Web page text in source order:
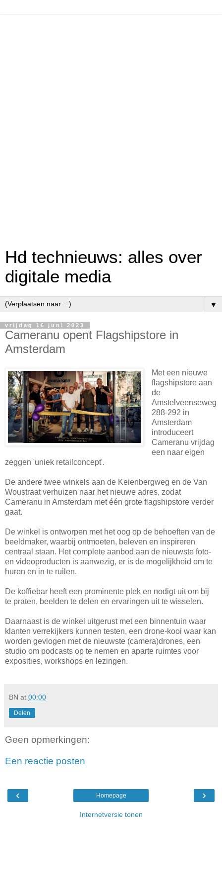
Hd technieuws: alles over
digitale media
▼
vrijdag 16 juni 2023
Cameranu opent Flagshipstore in
Amsterdam
Met een nieuwe
flagshipstore aan
de
Amstelveenseweg
288-292 in
Amsterdam
introduceert
Cameranu vrijdag
een naar eigen
zeggen 'uniek retailconcept'.
De andere twee winkels aan de Keienbergweg en de Van
Woustraat verhuizen naar het nieuwe adres, zodat
Cameranu in Amsterdam met één grote flagshipstore verder
gaat.
De winkel is ontworpen met het oog op de behoeften van de
beeldmaker, waarbij ontmoeten, beleven en inspireren
centraal staan. Het complete aanbod aan de nieuwste foto-
en videoproducten is aanwezig, er is de mogelijkheid om te
huren en in te ruilen.
De koffiebar heeft een prominente plek en nodigt uit om bij
te praten, beelden te delen en ervaringen uit te wisselen.
Daarnaast is de winkel uitgerust met een binnentuin waar
klanten verrekijkers kunnen testen, een drone-kooi waar kan
worden gevlogen met de nieuwste (camera)drones, een
studio om podcasts op te nemen en aparte ruimtes voor
exposities, workshops en lezingen.
BN at 00:00
Delen
Geen opmerkingen:
Een reactie posten
‹ ›
Homepage
Internetversie tonen